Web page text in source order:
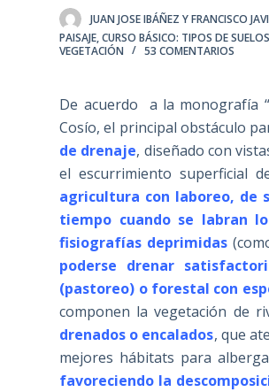
JUAN JOSE IBÁÑEZ Y FRANCISCO
PAISAJE,CURSO BÁSICO: TIPOS DE
VEGETACIÓN
53 COMENTARIOS
De acuerdo a la monografía “
Cosío, el principal obstáculo
de drenaje, diseñado con
el escurrimiento superficial
agricultura con laboreo, de
tiempo cuando se labran
fisiografías deprimidas
poderse drenar
(pastoreo) o forestal con
componen la vegetación de
drenados o encalados, que
mejores hábitats para
favoreciendo la